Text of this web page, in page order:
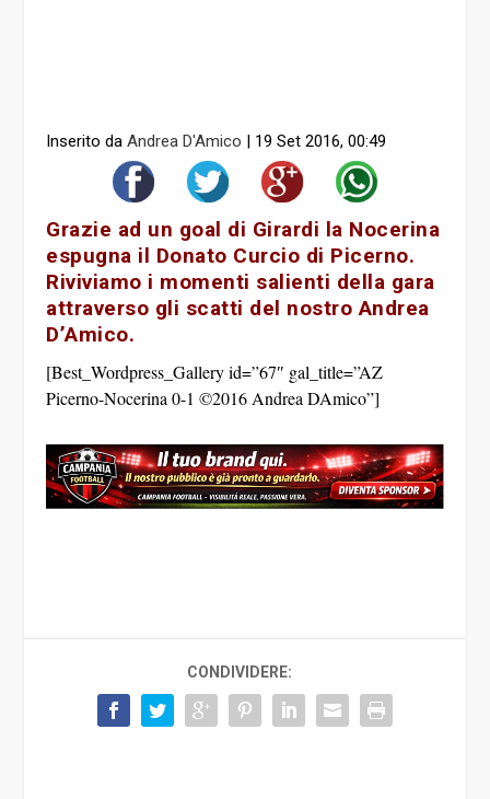
Inserito daAndrea D'Amico 19 Set 2016, 00:49
Grazie ad un goal di Girardi la Nocerina
espugna il Donato Curcio di Picerno.
Riviviamo i momenti salienti della gara
attraverso gli scatti del nostro Andrea
D’Amico.
[Best_Wordpress_Gallery id=”67″ gal_title=”AZ
Picerno-Nocerina 0-1 ©2016 Andrea DAmico”]
CONDIVIDERE: